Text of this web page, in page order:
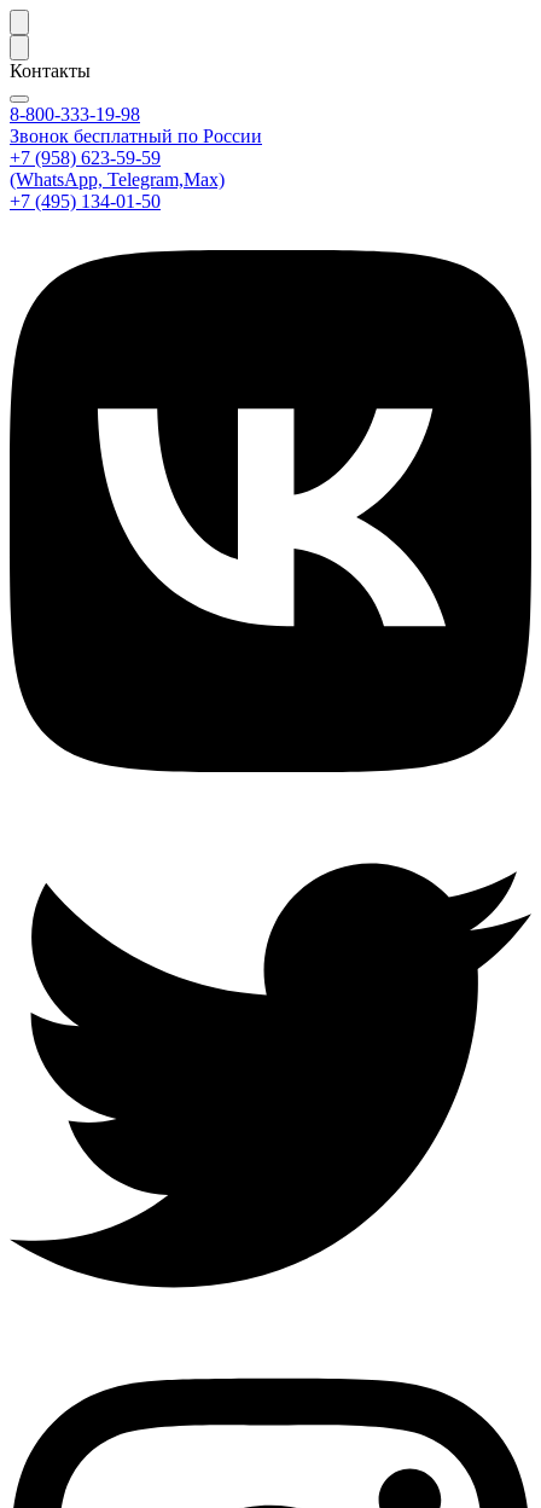
Контакты
8-800-333-19-98
Звонок бесплатный по России
+7 (958) 623-59-59
(WhatsApp, Telegram,Max)
+7 (495) 134-01-50